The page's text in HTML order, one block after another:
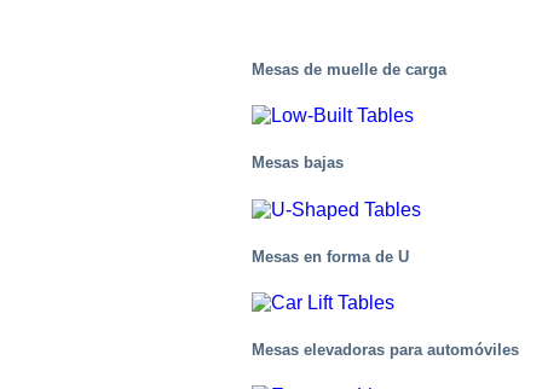
Automotor
Mesas de muelle de carga
Mesas bajas
Mesas en forma de U
Mesas elevadoras para automóviles